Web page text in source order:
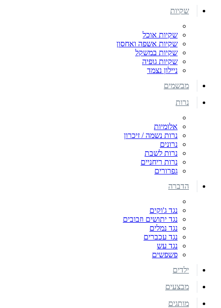
שקיות
שקיות אוכל
שקיות אשפה ואחסון
שקיות במשקל
שקיות גופיה
ניילון נצמד
מבשמים
נרות
אלומיות
נרות נשמה / זיכרון
נרונים
נרות לשבת
נרות ריחניים
גפרורים
הדברה
נגד ג'וקים
נגד יתושים וזבובים
נגד נמלים
נגד עכברים
נגד עש
פשפשים
ילדים
מבצעים
מותגים